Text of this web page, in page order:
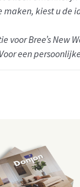
kiest u de
voor Bree’s New
een